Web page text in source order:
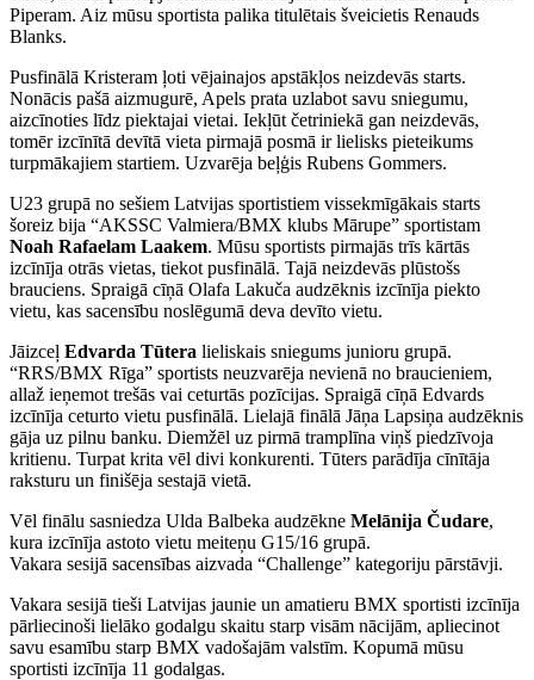
Piperam. Aiz mūsu sportista palika titulētais šveicietis Renauds
Blanks.
Pusfinālā Kristeram ļoti vējainajos apstākļos neizdevās starts.
Nonācis pašā aizmugurē, Apels prata uzlabot savu sniegumu,
aizcīnoties līdz piektajai vietai. Iekļūt četriniekā gan neizdevās,
tomēr izcīnītā devītā vieta pirmajā posmā ir lielisks pieteikums
turpmākajiem startiem. Uzvarēja beļģis Rubens Gommers.
U23 grupā no sešiem Latvijas sportistiem vissekmīgākais starts
šoreiz bija “AKSSC Valmiera/BMX klubs Mārupe” sportistam
Noah Rafaelam Laakem. Mūsu sportists pirmajās trīs kārtās
izcīnīja otrās vietas, tiekot pusfinālā. Tajā neizdevās plūstošs
brauciens. Spraigā cīņā Olafa Lakuča audzēknis izcīnīja piekto
vietu, kas sacensību noslēgumā deva devīto vietu.
Jāizceļ Edvarda Tūtera lieliskais sniegums junioru grupā.
“RRS/BMX Rīga” sportists neuzvarēja nevienā no braucieniem,
allaž ieņemot trešās vai ceturtās pozīcijas. Spraigā cīņā Edvards
izcīnīja ceturto vietu pusfinālā. Lielajā finālā Jāņa Lapsiņa audzēknis
gāja uz pilnu banku. Diemžēl uz pirmā tramplīna viņš piedzīvoja
kritienu. Turpat krita vēl divi konkurenti. Tūters parādīja cīnītāja
raksturu un finišēja sestajā vietā.
Vēl finālu sasniedza Ulda Balbeka audzēkne Melānija Čudare,
kura izcīnīja astoto vietu meiteņu G15/16 grupā.
Vakara sesijā sacensības aizvada “Challenge” kategoriju pārstāvji.
Vakara sesijā tieši Latvijas jaunie un amatieru BMX sportisti izcīnīja
pārliecinoši lielāko godalgu skaitu starp visām nācijām, apliecinot
savu esamību starp BMX vadošajām valstīm. Kopumā mūsu
sportisti izcīnīja 11 godalgas.